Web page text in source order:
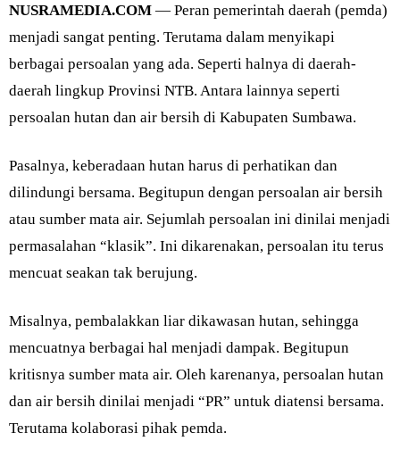
NUSRAMEDIA.COM — Peran pemerintah daerah (pemda)
menjadi sangat penting. Terutama dalam menyikapi
berbagai persoalan yang ada. Seperti halnya di daerah-
daerah lingkup Provinsi NTB. Antara lainnya seperti
persoalan hutan dan air bersih di Kabupaten Sumbawa.
Pasalnya, keberadaan hutan harus di perhatikan dan
dilindungi bersama. Begitupun dengan persoalan air bersih
atau sumber mata air. Sejumlah persoalan ini dinilai menjadi
permasalahan “klasik”. Ini dikarenakan, persoalan itu terus
mencuat seakan tak berujung.
Misalnya, pembalakkan liar dikawasan hutan, sehingga
mencuatnya berbagai hal menjadi dampak. Begitupun
kritisnya sumber mata air. Oleh karenanya, persoalan hutan
dan air bersih dinilai menjadi “PR” untuk diatensi bersama.
Terutama kolaborasi pihak pemda.